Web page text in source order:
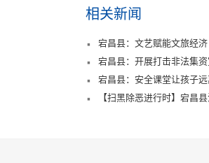
相关新闻
宕昌县：文艺赋能文旅经济
宕昌县：开展打击非法集
宕昌县：安全课堂让孩子
【扫黑除恶进行时】宕昌